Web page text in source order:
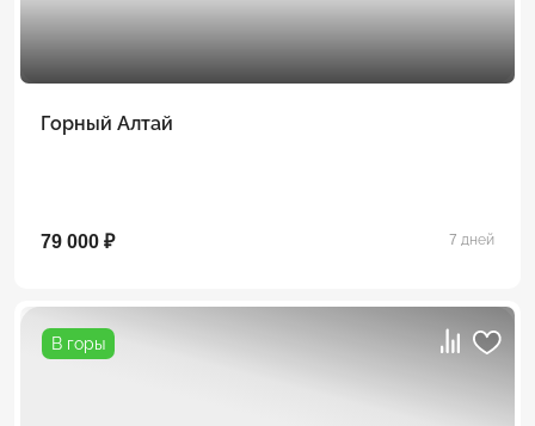
Горный Алтай
79 000 ₽ 7 дней
В горы